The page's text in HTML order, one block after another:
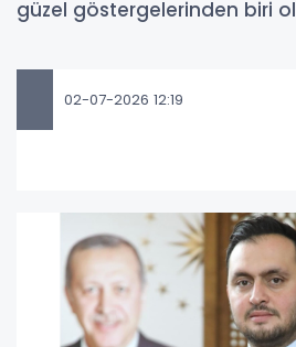
güzel göstergelerinden biri
02-07-2026 12:19